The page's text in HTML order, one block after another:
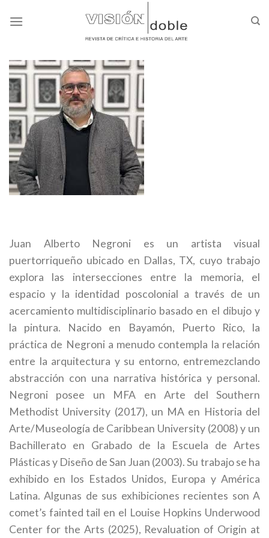
Juan Alberto Negroni es un artista visual
puertorriqueño ubicado en Dallas, TX, cuyo trabajo
explora las intersecciones entre la memoria, el
espacio y la identidad poscolonial a través de un
acercamiento multidisciplinario basado en el dibujo y
la pintura. Nacido en Bayamón, Puerto Rico, la
práctica de Negroni a menudo contempla la relación
entre la arquitectura y su entorno, entremezclando
abstracción con una narrativa histórica y personal.
Negroni posee un MFA en Arte del Southern
Methodist University (2017), un MA en Historia del
Arte/Museología de Caribbean University (2008) y un
Bachillerato en Grabado de la Escuela de Artes
Plásticas y Diseño de San Juan (2003). Su trabajo se ha
exhibido en los Estados Unidos, Europa y América
Latina. Algunas de sus exhibiciones recientes son A
comet’s fainted tail en el Louise Hopkins Underwood
Center for the Arts (2025), Revaluation of Origin at